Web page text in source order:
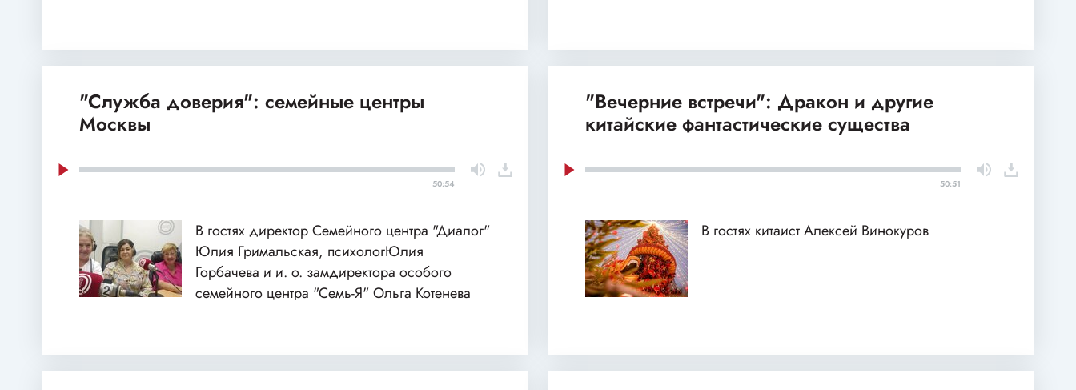
"Служба доверия": семейные центры
Москвы
50:54
В гостях директор Семейного центра "Диалог"
Юлия Гримальская, психологЮлия
Горбачева и и. о. замдиректора особого
семейного центра "Семь-Я" Ольга Котенева
"Вечерние встречи": Дракон и другие
китайские фантастические существа
50:51
В гостях китаист Алексей Винокуров